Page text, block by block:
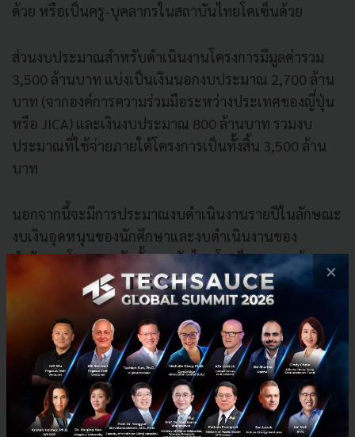
ด้วย หรือเป็นครู-บุคลากรในสถาบันไทยโคเซ็นด้วย
ส่วนงบประมาณสำหรับดำเนินงานโครงการมีมูลค่ารวม
3,500 ล้านบาท แบ่งเป็นเงินนอกงบประมาณ 2,700 ล้าน
บาท (จากองค์การความร่วมมือระหว่างประเทศของญี่ปุ่น
หรือ JICA) และเงินงบประมาณ 800 ล้านบาท รวมงบ
ประมาณที่ใช้จ่ายภายใต้โครงการเป็นทั้งสิ้น 3,500 ล้าน
บาท
นอกจากนี้จะมีการประมาณงบดำเนินงานรายปีในลักษณะ
งบเงินอุดหนุนของนักศึกษาและงบดำเนินงานของ
สำนักงานโครงการจัดตั้งสถาบันไทยโคเซ็น 1,200 ล้าน
บาท (13 ปี) โดยให้ภาคเอกชนและผู้ประกอบการมีส่วน
ร่วมในการสนับสนุนงบประมาณ
อ่านรายละเอียดอื่นๆ ได้ที่เว็บไซต์กระทรวงศึกษาธิการ
KMITL KMUTT Thailand Education Thai KOSEN Government
×